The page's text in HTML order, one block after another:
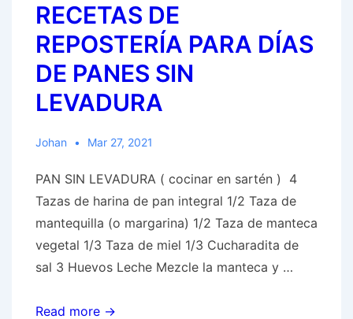
RECETAS DE
REPOSTERÍA PARA DÍAS
DE PANES SIN
LEVADURA
Johan Mar 27, 2021
PAN SIN LEVADURA ( cocinar en sartén ) 4
Tazas de harina de pan integral 1/2 Taza de
mantequilla (o margarina) 1/2 Taza de manteca
vegetal 1/3 Taza de miel 1/3 Cucharadita de
sal 3 Huevos Leche Mezcle la manteca y …
RECETAS
Read more →